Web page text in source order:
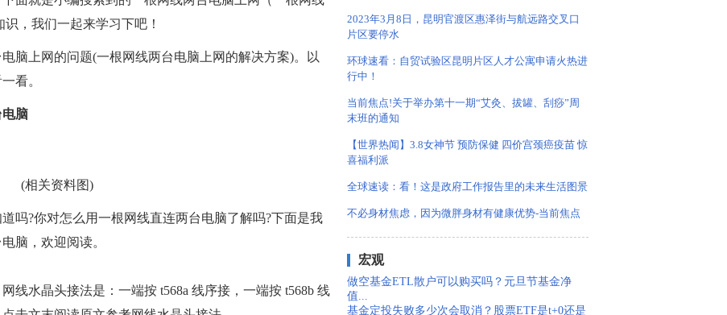
，我们一起来学习下吧！
脑上网的问题(一根网线两台电脑上网的解决方案)。以
看。
脑
(相关资料图)
?你对怎么用一根网线直连两台电脑了解吗?下面是我
脑，欢迎阅读。
水晶头接法是：一端按 t568a 线序接，一端按 t568b 线
2023年3月8日，昆明官渡区惠泽街与航远路交叉口
片区要停水
环球速看：自贸试验区昆明片区人才公寓申请火热进
行中！
当前焦点!关于举办第十一期“艾灸、拔罐、刮痧”周
末班的通知
【世界热闻】3.8女神节 预防保健 四价宫颈癌疫苗 惊
喜福利派
全球速读：看！这是政府工作报告里的未来生活图景
不必身材焦虑，因为微胖身材有健康优势-当前焦点
宏观
做空基金ETL散户可以购买吗？元旦节基金净
值...
基金定投失败多少次会取消？股票ETF是t+0还是